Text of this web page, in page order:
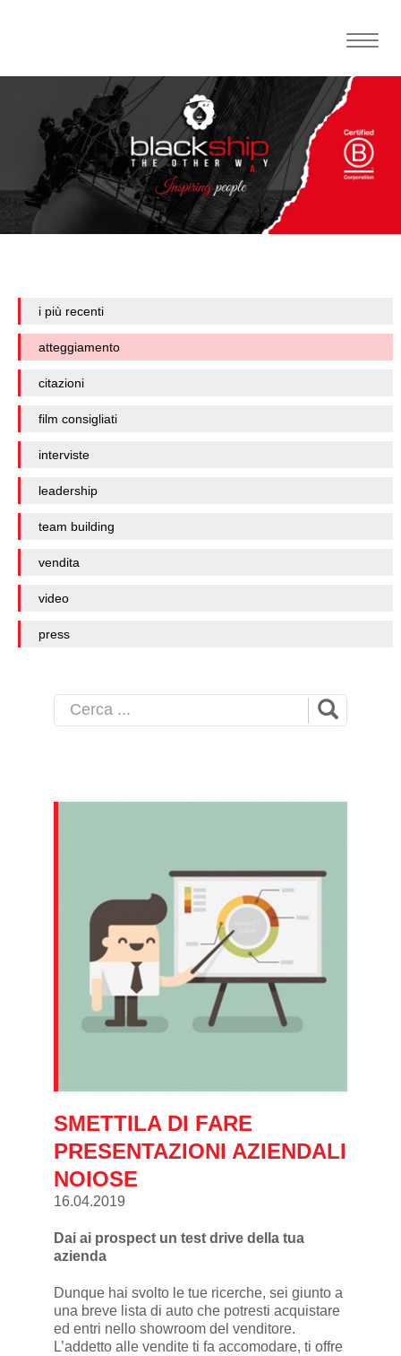
Toggle
i più recenti
atteggiamento
citazioni
film consigliati
interviste
leadership
team building
vendita
video
press
SMETTILA DI FARE
PRESENTAZIONI AZIENDALI
NOIOSE
16.04.2019
Dai ai prospect un test drive della tua
azienda
Dunque hai svolto le tue ricerche, sei giunto a
una breve lista di auto che potresti acquistare
ed entri nello showroom del venditore.
L’addetto alle vendite ti fa accomodare, ti offre